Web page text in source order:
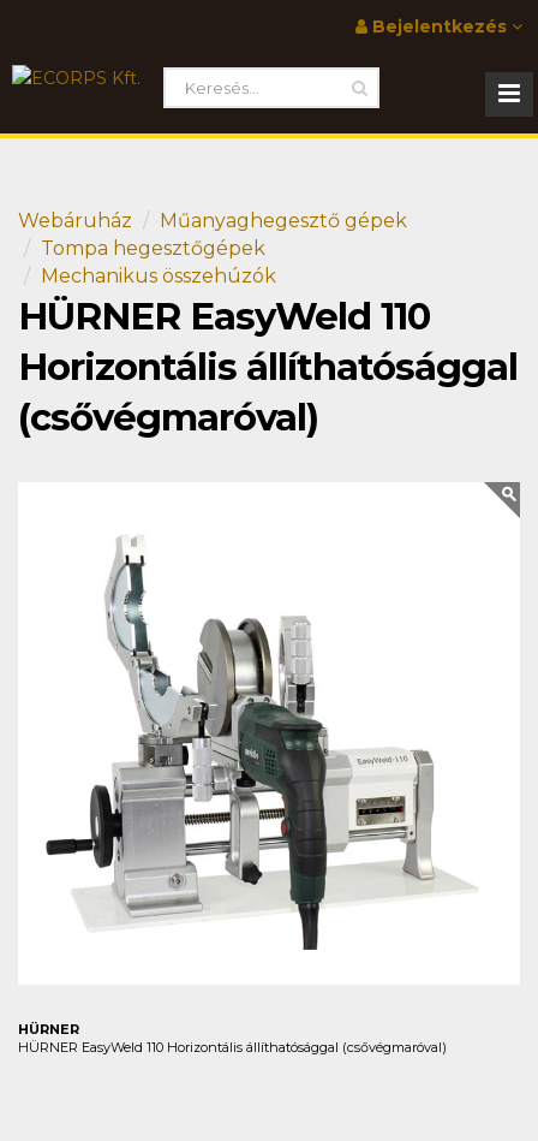
Bejelentkezés
Webáruház
Műanyaghegesztő gépek
Tompa hegesztőgépek
Mechanikus összehúzók
HÜRNER EasyWeld 110
Horizontális állíthatósággal
(csővégmaróval)
HÜRNER
HÜRNER EasyWeld 110 Horizontális állíthatósággal (csővégmaróval)